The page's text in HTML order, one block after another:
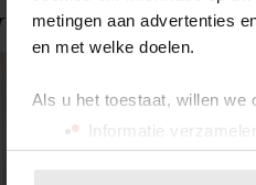
metingen aan advertenties
en met welke doelen.
Als u het toestaat, willen we
Informatie
Uw apparaat
onder de afbeelding.